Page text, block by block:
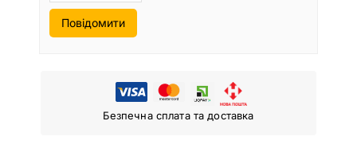
Повідомити
Безпечна сплата та доставка